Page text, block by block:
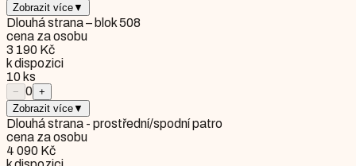
Zobrazit více▼
Dlouhá strana – blok 508
cena za osobu
3 190 Kč
k dispozici
10 ks
− 0 +
Zobrazit více▼
Dlouhá strana - prostřední/spodní patro
cena za osobu
4 090 Kč